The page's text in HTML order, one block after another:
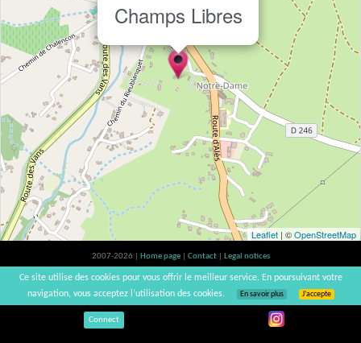
Champs Libres
Leaflet | ©OpenStreetMap
2007-2026 | Home page Contact
Legal notices
Alcohol abuse is bad for your health, please consume in moderation | vinsnaturels |
v3.12
Connect
Ce site utilise des cookies pour vous offrir le meilleur service. En poursuivant votre
navigation, vous acceptez l’utilisation des cookies.
En savoir plus J’accepte